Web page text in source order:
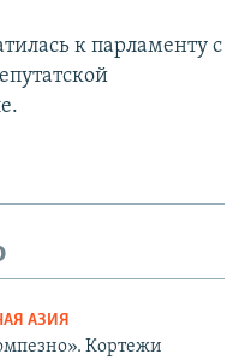
к парламенту с
АЗИЯ
Кортежи